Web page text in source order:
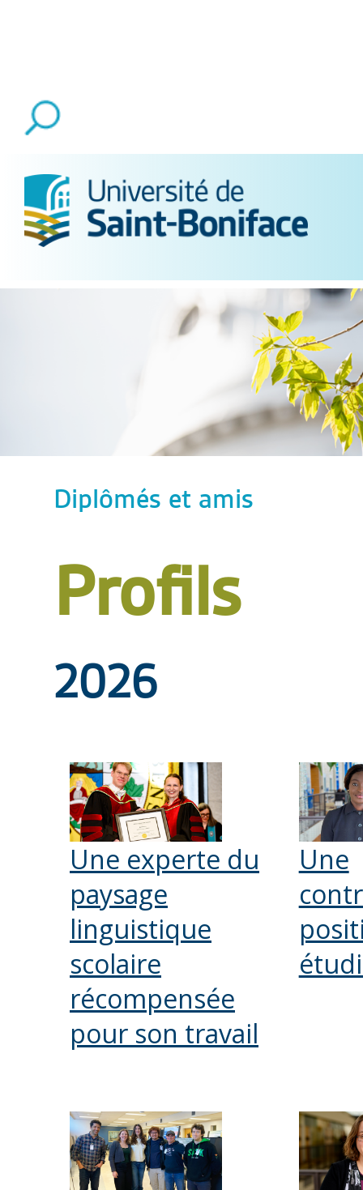
Diplômés et amis
Profils
2026
Une experte du
paysage
linguistique
scolaire
récompensée
pour son travail
Une